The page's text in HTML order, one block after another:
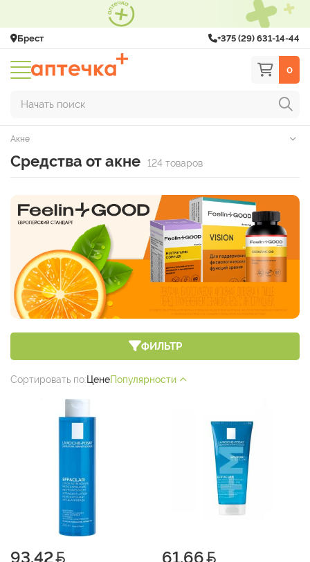
Брест +375 (29) 631-14-44
0
Начать поиск
Акне
Средства от акне 124 товаров
ФИЛЬТР
Сортировать по: ЦенеПопулярности
93.42 61.66